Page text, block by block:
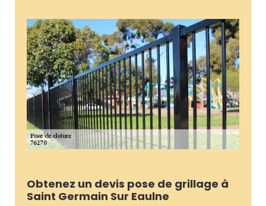
Obtenez un devis pose de grillage à
Saint Germain Sur Eaulne